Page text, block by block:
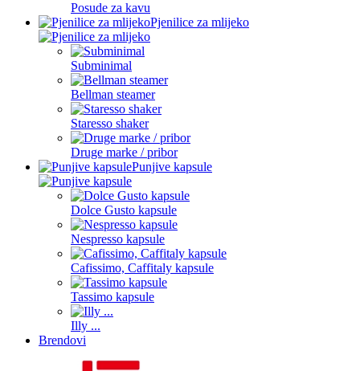
Posude za kavu
Pjenilice za mlijeko
Subminimal
Bellman steamer
Staresso shaker
Druge marke / pribor
Punjive kapsule
Dolce Gusto kapsule
Nespresso kapsule
Cafissimo, Caffitaly kapsule
Tassimo kapsule
Illy ...
Brendovi